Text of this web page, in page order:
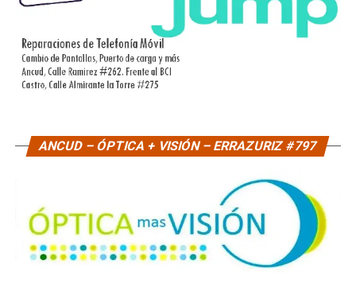
ANCUD – ÓPTICA + VISIÓN – ERRAZURIZ #797